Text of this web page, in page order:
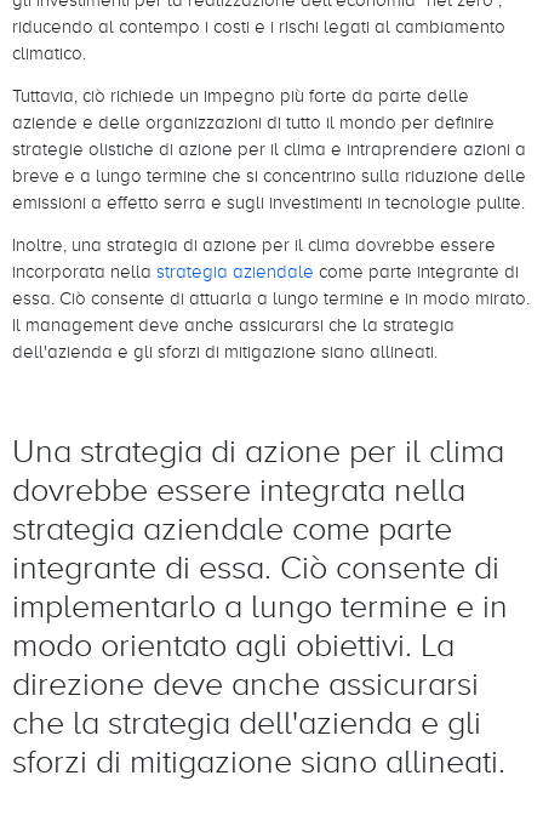
riducendo al contempo i costi e i rischi legati al cambiamento
climatico.
Tuttavia, ciò richiede un impegno più forte da parte delle
aziende e delle organizzazioni di tutto il mondo per definire
strategie olistiche di azione per il clima e intraprendere azioni a
breve e a lungo termine che si concentrino sulla riduzione delle
emissioni a effetto serra e sugli investimenti in tecnologie pulite.
Inoltre, una strategia di azione per il clima dovrebbe essere
incorporata nella strategia aziendale come parte integrante di
essa. Ciò consente di attuarla a lungo termine e in modo mirato.
Il management deve anche assicurarsi che la strategia
dell'azienda e gli sforzi di mitigazione siano allineati.
Una strategia di azione per il clima
dovrebbe essere integrata nella
strategia aziendale come parte
integrante di essa. Ciò consente di
implementarlo a lungo termine e in
modo orientato agli obiettivi. La
direzione deve anche assicurarsi
che la strategia dell'azienda e gli
sforzi di mitigazione siano allineati.